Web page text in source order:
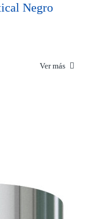
Negro
Ver más